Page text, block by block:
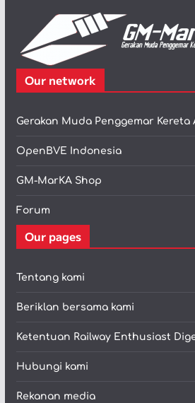
Our network
Gerakan Muda Penggemar Kereta
OpenBVE Indonesia
GM-MarKA Shop
Forum
Our pages
Tentang kami
Beriklan bersama kami
Ketentuan Railway Enthusiast
Hubungi kami
Rekanan media